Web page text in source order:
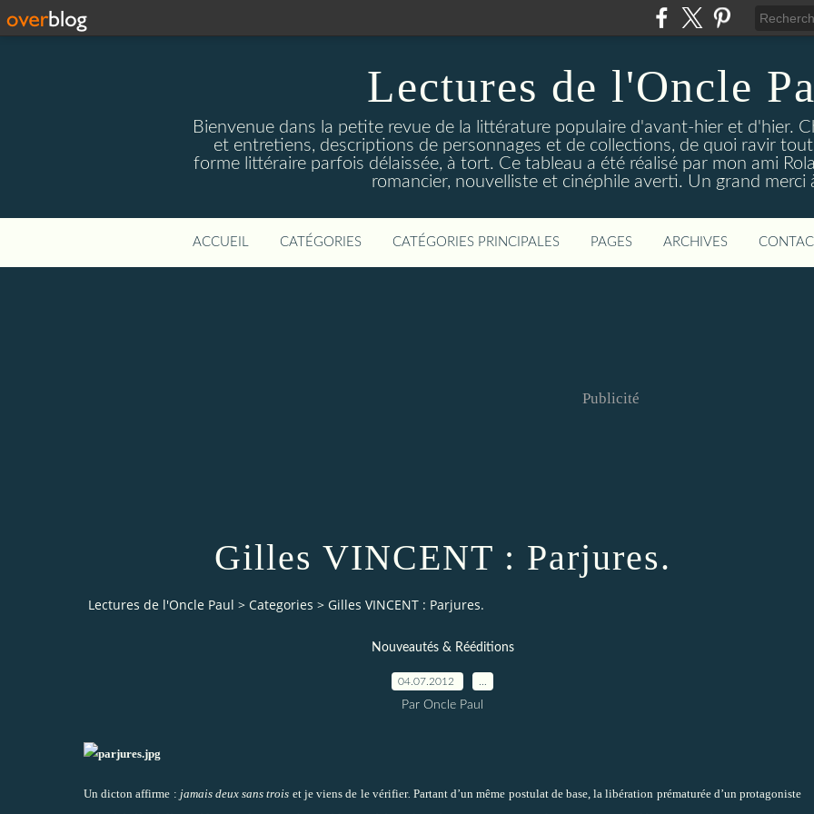
Lectures de l'Oncle
Bienvenue dans la petite revue de la littérature populaire d'avant-hier et d'hier.
et entretiens, descriptions de personnages et de collections, de quoi ravir
forme littéraire parfois délaissée, à tort. Ce tableau a été réalisé par mon ami
romancier, nouvelliste et cinéphile averti. Un grand merci
ACCUEIL CATÉGORIES CATÉGORIES PRINCIPALES PAGES ARCHIVES
Publicité
Gilles VINCENT : Parjures.
Lectures de l'Oncle Paul > Categories > Gilles VINCENT : Parjures.
Nouveautés & Rééditions
04.07.2012
Par Oncle Paul
Un dicton affirme : jamais deux sans trois et je viens de le vérifier. Partant d’un même postulat de base, la libération prématurée d’un protagoniste